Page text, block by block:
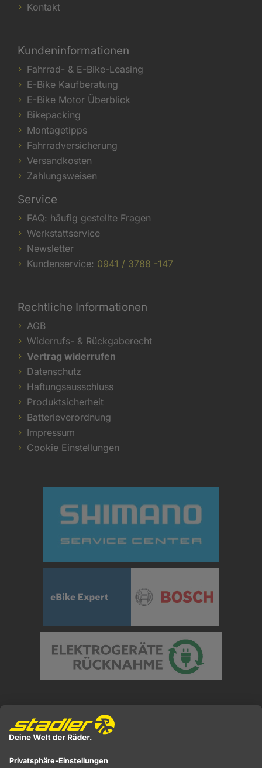
Kontakt
Kundeninformationen
Fahrrad- & E-Bike-Leasing
E-Bike Kaufberatung
E-Bike Motor Überblick
Bikepacking
Montagetipps
Fahrradversicherung
Versandkosten
Zahlungsweisen
Service
FAQ: häufig gestellte Fragen
Werkstattservice
Newsletter
Kundenservice: 0941 / 3788 -147
Rechtliche Informationen
AGB
Widerrufs- & Rückgaberecht
Vertrag widerrufen
Datenschutz
Haftungsausschluss
Produktsicherheit
Batterieverordnung
Impressum
Cookie Einstellungen